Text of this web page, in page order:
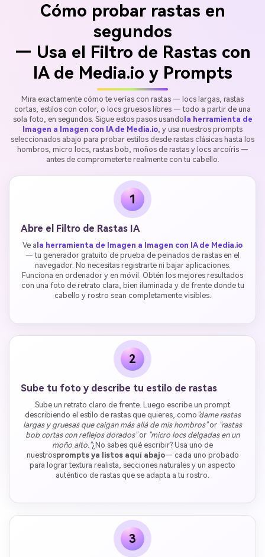
Cómo probar rastas en
segundos
— Usa el Filtro de Rastas con
IA de Media.io y Prompts
Mira exactamente cómo te verías con rastas — locs largas, rastas
cortas, estilos con color, o locs gruesos libres — todo a partir de una
sola foto, en segundos. Sigue estos pasos usando la herramienta de
Imagen a Imagen con IA de Media.io , y usa nuestros prompts
seleccionados abajo para probar estilos desde rastas clásicas hasta los
hombros, micro locs, rastas bob, moños de rastas y locs arcoíris —
antes de comprometerte realmente con tu cabello.
1
Abre el Filtro de Rastas IA
Ve a la herramienta de Imagen a Imagen con IA de Media.io
— tu generador gratuito de prueba de peinados de rastas en el
navegador. No necesitas registrarte ni bajar aplicaciones.
Funciona en ordenador y en móvil. Obtén los mejores resultados
con una foto de retrato clara, bien iluminada y de frente donde tu
cabello y rostro sean completamente visibles.
2
Sube tu foto y describe tu estilo de rastas
Sube un retrato claro de frente. Luego escribe un prompt
describiendo el estilo de rastas que quieres, como "dame rastas
largas y gruesas que caigan más allá de mis hombros"or "rastas
bob cortas con reflejos dorados"or "micro locs delgadas en un
moño alto."¿No sabes qué escribir? Usa uno de
nuestrosprompts ya listos aquí abajo— cada uno probado
para lograr textura realista, secciones naturales y un aspecto
auténtico de rastas que se adapta a tu rostro.
3